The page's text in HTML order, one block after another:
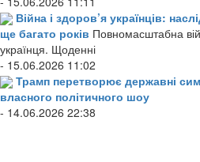
Війна і здоров’я українців:
ще багато років Повномасштабна
українця. Щоденні
- 15.06.2026 11:02
Трамп перетворює державні
власного політичного шоу
- 14.06.2026 22:38